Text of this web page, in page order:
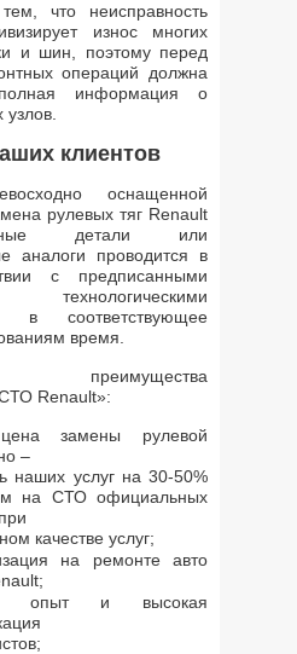
что неисправность
износ многих
и шин, поэтому перед
операций должна
информация о
клиентов
оснащенной
рулевых тяг Renault
детали или
аналоги проводится в
с предписанными
технологическими
в соответствующее
время.
преимущества
Renault»:
замены рулевой
–
наших услуг на 30-50%
на СТО официальных
качестве услуг;
на ремонте авто
опыт и высокая